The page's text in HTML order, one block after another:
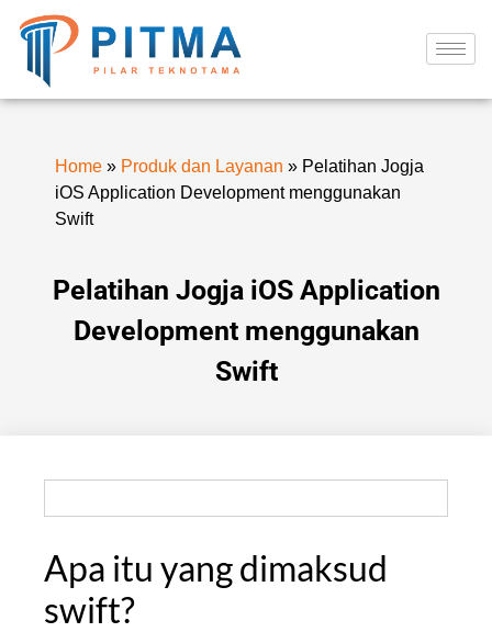
Home » Produk dan Layanan » Pelatihan Jogja
iOS Application Development menggunakan
Swift
Pelatihan Jogja iOS Application
Development menggunakan
Swift
Apa itu yang dimaksud
swift?